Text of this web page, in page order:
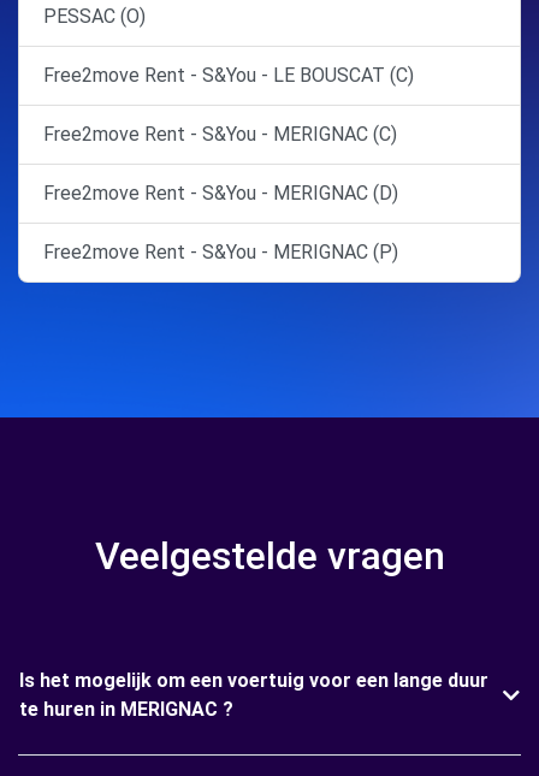
PESSAC (O)
Free2move Rent - S&You - LE BOUSCAT (C)
Free2move Rent - S&You - MERIGNAC (C)
Free2move Rent - S&You - MERIGNAC (D)
Free2move Rent - S&You - MERIGNAC (P)
Veelgestelde vragen
Is het mogelijk om een voertuig voor een lange duur
te huren in MERIGNAC ?